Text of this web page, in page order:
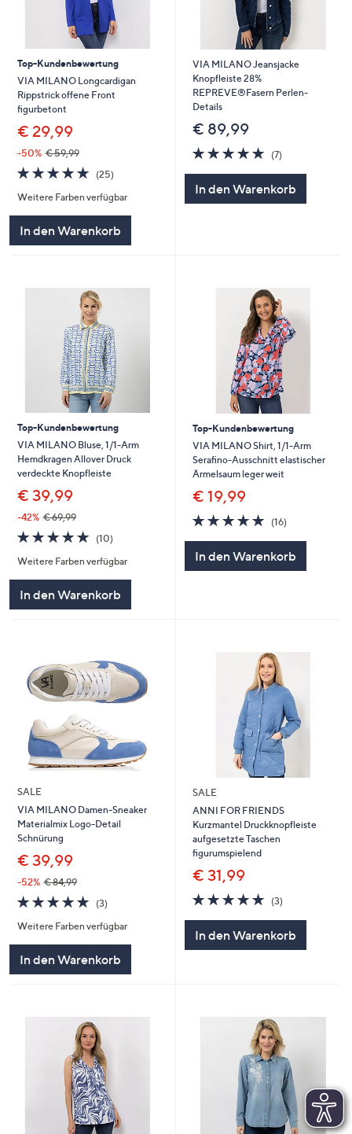
Top-Kundenbewertung
VIA MILANO Longcardigan
Rippstrick offene Front
figurbetont
€ 29,99
-50% € 59,99
4.7
von
5
(25)
Weitere Farben verfügbar
In den Warenkorb
VIA MILANO Jeansjacke
Knopfleiste 28%
REPREVE®Fasern Perlen-
Details
€ 89,99
4.7
von
(7)
In den Warenkorb
Top-Kundenbewertung
VIA MILANO Bluse, 1/1-Arm
Hemdkragen Allover Druck
verdeckte Knopfleiste
€ 39,99
-42% € 69,99
4.7
von
5
(10)10
Weitere Farben verfügbar
In den Warenkorb
Top-Kundenbewertung
VIA MILANO Shirt, 1/1-Arm
Serafino-Ausschnitt elastischer
Ärmelsaum leger weit
€ 19,99
4.7
von
(16)
In den Warenkorb
SALE
VIA MILANO Damen-Sneaker
Materialmix Logo-Detail
Schnürung
€ 39,99
-52% € 84,99
4.7
von
5
(3)3
Weitere Farben verfügbar
In den Warenkorb
SALE
ANNI FOR FRIENDS
Kurzmantel Druckknopfleiste
aufgesetzte Taschen
figurumspielend
€ 31,99
4.7
von
(3)3
In den Warenkorb